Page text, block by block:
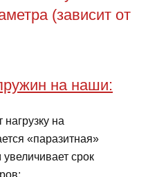
(зависит от
на наши:
на
«паразитная»
срок